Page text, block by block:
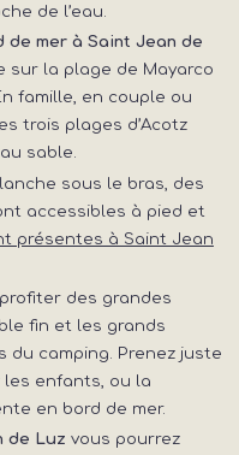
de l’eau.
de mer à Saint Jean de
sur la plage de Mayarco
famille, en couple ou
trois plages d’Acotz
sable.
sous le bras, des
accessibles à pied et
présentes à Saint Jean
des grandes
fin et les grands
camping. Prenez juste
les enfants, ou la
en bord de mer.
de Luz vous pourrez